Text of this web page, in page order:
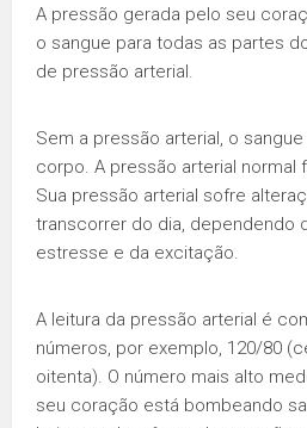
A pressão gerada pelo seu
o sangue para todas as partes
de pressão arterial.
Sem a pressão arterial, o
corpo. A pressão arterial normal
Sua pressão arterial sofre
transcorrer do dia, dependendo
estresse e da excitação.
A leitura da pressão arterial é
números, por exemplo, 120/80
oitenta). O número mais alto
seu coração está bombeando